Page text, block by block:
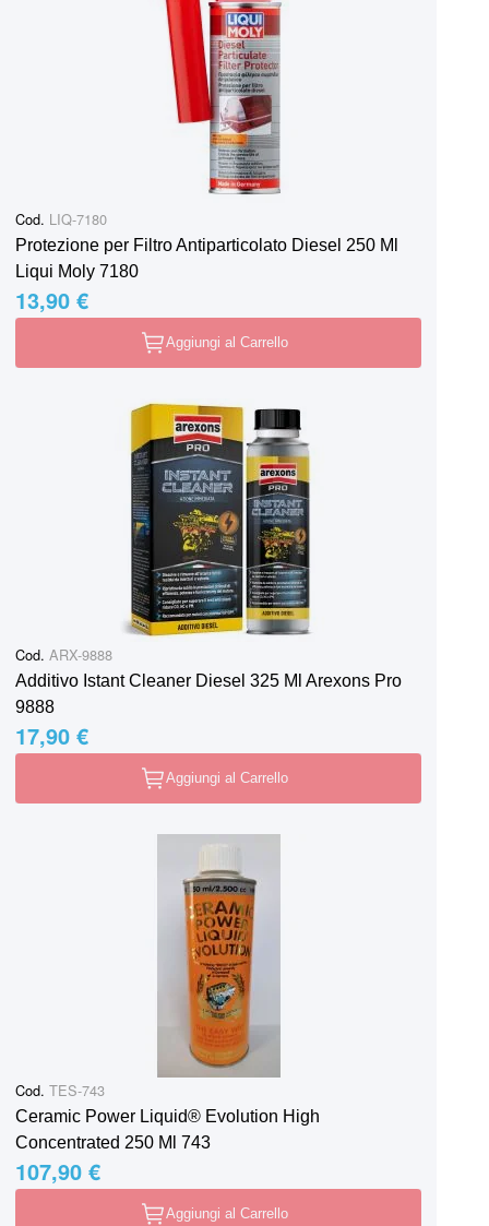
Cod. LIQ-7180
Protezione per Filtro Antiparticolato Diesel 250 Ml
Liqui Moly 7180
13,90 €
Aggiungi al Carrello
Cod. ARX-9888
Additivo Istant Cleaner Diesel 325 Ml Arexons Pro
9888
17,90 €
Aggiungi al Carrello
Cod. TES-743
Ceramic Power Liquid® Evolution High
Concentrated 250 Ml 743
107,90 €
Aggiungi al Carrello